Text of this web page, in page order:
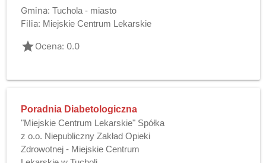
Gmina: Tuchola - miasto
Filia: Miejskie Centrum Lekarskie
gradeOcena: 0.0
Poradnia Diabetologiczna
"Miejskie Centrum Lekarskie" Spółka
z o.o. Niepubliczny Zakład Opieki
Zdrowotnej - Miejskie Centrum